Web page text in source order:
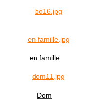
en famille
Dom